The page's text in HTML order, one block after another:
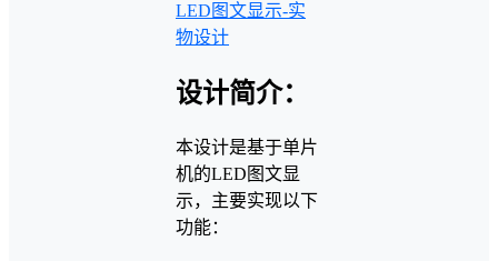
LED图文显示-实
物设计
设计简介：
本设计是基于单片
机的LED图文显
示，主要实现以下
功能：